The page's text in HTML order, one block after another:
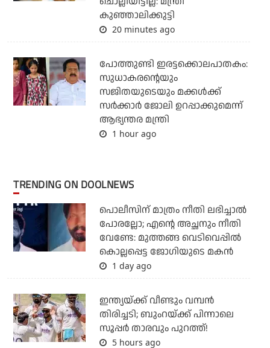
കുഞ്ഞാലിക്കുട്ടി
20 minutes ago
പോത്തുണ്ടി ഇരട്ടക്കൊലപാതകം:
സുധാകരന്റെയും
സജിതയുടെയും മക്കള്‍ക്ക്
സര്‍ക്കാര്‍ ജോലി ഉറപ്പാക്കുമെന്ന്
ആഭ്യന്തര മന്ത്രി
1 hour ago
TRENDING ON DOOLNEWS
പൊലീസിന് മാത്രം നീതി ലഭിച്ചാല്‍
പോരല്ലോ; എന്റെ അച്ഛനും നീതി
വേണ്ടേ: മുത്തങ്ങ വെടിവെപ്പില്‍
കൊല്ലപ്പെട്ട ജോഗിയുടെ മകന്‍
1 day ago
ഇന്ത്യയ്ക്ക് വീണ്ടും വമ്പന്‍
തിരിച്ചടി; ബുംറയ്ക്ക് പിന്നാലെ
സൂപ്പര്‍ താരവും പുറത്ത്!
5 hours ago